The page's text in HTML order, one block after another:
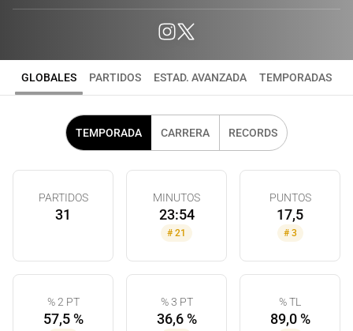
GLOBALES PARTIDOS ESTAD. AVANZADA TEMPORADAS
TEMPORADA CARRERA RECORDS
PARTIDOS
31
MINUTOS
23:54
# 21
PUNTOS
17,5
# 3
% 2 PT
57,5 %
% 3 PT
36,6 %
% TL
89,0 %